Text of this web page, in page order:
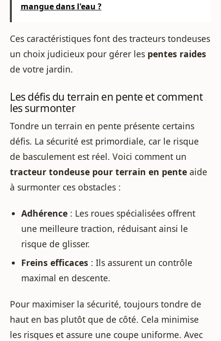
mangue dans l'eau ?
Ces caractéristiques font des tracteurs tondeuses
un choix judicieux pour gérer les pentes raides
de votre jardin.
Les défis du terrain en pente et comment
les surmonter
Tondre un terrain en pente présente certains
défis. La sécurité est primordiale, car le risque
de basculement est réel. Voici comment un
tracteur tondeuse pour terrain en pente aide
à surmonter ces obstacles :
Adhérence: Les roues spécialisées offrent
une meilleure traction, réduisant ainsi le
risque de glisser.
Freins efficaces : Ils assurent un contrôle
maximal en descente.
Pour maximiser la sécurité, toujours tondre de
haut en bas plutôt que de côté. Cela minimise
les risques et assure une coupe uniforme. Avec